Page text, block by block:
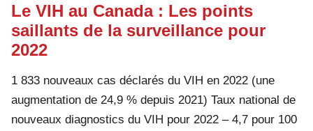
Le VIH au Canada : Les points
saillants de la surveillance pour
2022
1 833 nouveaux cas déclarés du VIH en 2022 (une
augmentation de 24,9 % depuis 2021) Taux national de
nouveaux diagnostics du VIH pour 2022 – 4,7 pour 100